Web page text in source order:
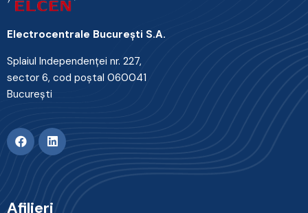
Electrocentrale Bucureşti S.A.
Splaiul Independenţei nr. 227,
sector 6, cod poştal 060041
Bucureşti
Afilieri